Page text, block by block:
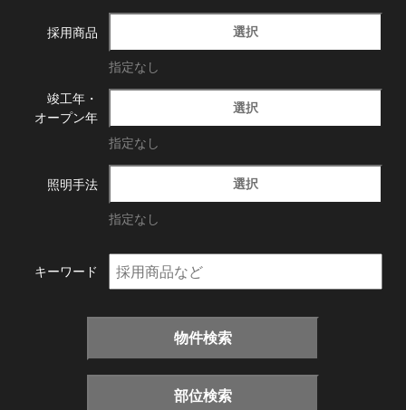
採用商品 選択
指定なし
竣工年・
オープン年
選択
指定なし
照明手法 選択
指定なし
キーワード
物件検索
部位検索